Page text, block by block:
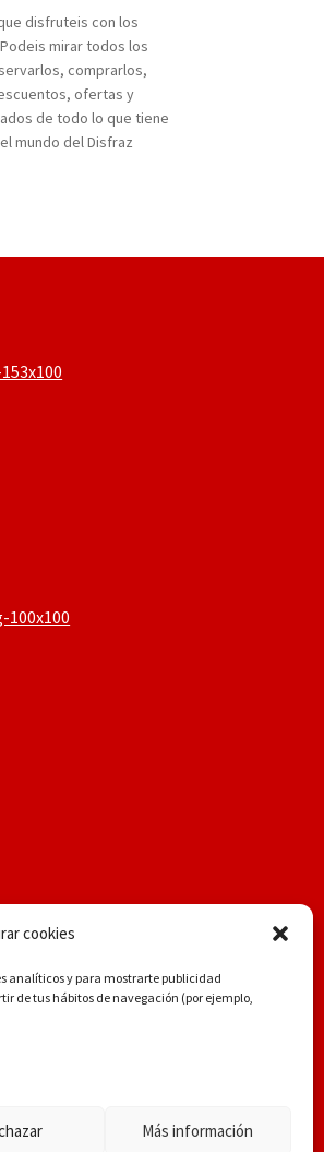
cookies
analíticos y para mostrarte publicidad
de tus hábitos de navegación (por ejemplo,
Más información
disfruteis con los
mirar todos los
comprarlos,
ofertas y
de todo lo que tiene
mundo del Disfraz